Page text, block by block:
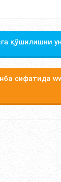
қўшилишни
сифатида